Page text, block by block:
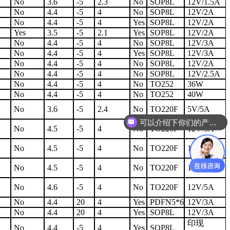
No
4.4 -5 4 No SOP8L
12V/2A
No
4.4 -5 4 Yes SOP8L
12V/2A
Yes
3.5 -5 2.1 Yes SOP8L
12V/2A
No
4.4 -5 4 No SOP8L
12V/3A
No
4.4 -5 4 Yes SOP8L
12V/3A
No
4.4 -5 4 No SOP8L
12V/2A
No
4.4 -5 4 No SOP8L
12V/2.5A
No
4.4 -5 4 No TO252
36W
No
4.4 -5 4 No TO252
40W
No
3.6 -5 2.4 No TO220F 5V/5A
No 4.5 -5 4 No TO220F 12V/3A
No 4.5 -5 4 No TO220F 12V/5A
No 4.5 -5 4 No TO220F 12V/4A
No 4.6 -5 4 No TO220F
12V/5A
No
4.4 20 4 Yes PDFN5*6 12V/3A
No
4.4 20 4 Yes SOP8L
12V/3A
No
4.4 -5 4 Yes SOP8L
印现
可以介绍下你们的产品么